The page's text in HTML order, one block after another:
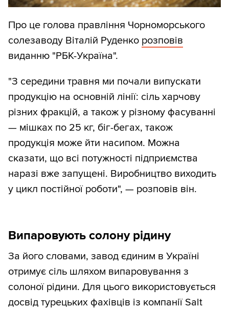
Про це голова правління Чорноморського
солезаводу Віталій Руденко розповів
виданню "РБК-Україна".
"З середини травня ми почали випускати
продукцію на основній лінії: сіль харчову
різних фракцій, а також у різному фасуванні
— мішках по 25 кг, біг-бегах, також
продукція може йти насипом. Можна
сказати, що всі потужності підприємства
наразі вже запущені. Виробництво виходить
у цикл постійної роботи", — розповів він.
Випаровують солону рідину
За його словами, завод єдиним в Україні
отримує сіль шляхом випаровування з
солоної рідини. Для цього використовується
досвід турецьких фахівців із компанії Salt